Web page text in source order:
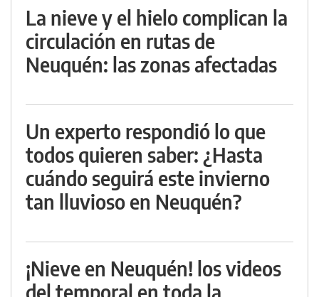
La nieve y el hielo complican la
circulación en rutas de
Neuquén: las zonas afectadas
Un experto respondió lo que
todos quieren saber: ¿Hasta
cuándo seguirá este invierno
tan lluvioso en Neuquén?
¡Nieve en Neuquén! los videos
del temporal en toda la